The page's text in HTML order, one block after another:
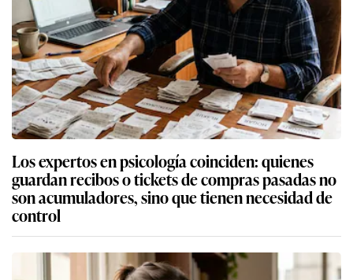
Los expertos en psicología coinciden: quienes
guardan recibos o tickets de compras pasadas no
son acumuladores, sino que tienen necesidad de
control